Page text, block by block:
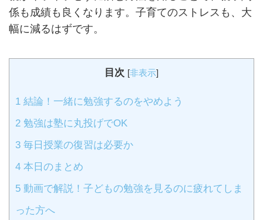
係も成績も良くなります。子育てのストレスも、大
幅に減るはずです。
目次 [非表示]
1 結論！一緒に勉強するのをやめよう
2 勉強は塾に丸投げでOK
3 毎日授業の復習は必要か
4 本日のまとめ
5 動画で解説！子どもの勉強を見るのに疲れてしま
った方へ